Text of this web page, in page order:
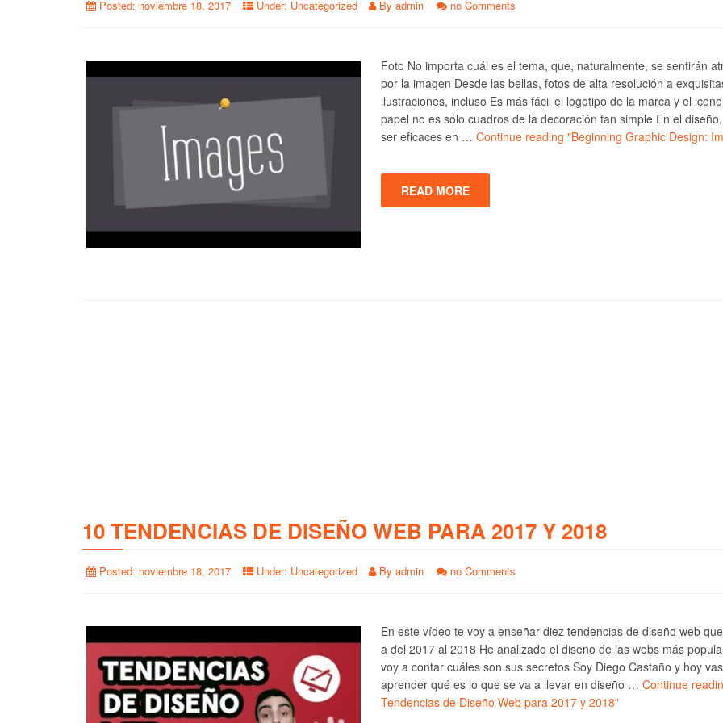
Posted: noviembre 18, 2017 Under: Uncategorized By admin no Comments
Foto No importa cuál es el tema, que, naturalmente, se sentirán
por la imagen Desde las bellas, fotos de alta resolución a
ilustraciones, incluso Es más fácil el logotipo de la marca y el
papel no es sólo cuadros de la decoración tan simple En el
ser eficaces en … Continue reading "Beginning Graphic Design:
READ MORE
10 TENDENCIAS DE DISEÑO WEB PARA 2017 Y 2018
Posted: noviembre 18, 2017 Under: Uncategorized By admin no Comments
En este vídeo te voy a enseñar diez tendencias de diseño web
a del 2017 al 2018 He analizado el diseño de las webs más
voy a contar cuáles son sus secretos Soy Diego Castaño y hoy
aprender qué es lo que se va a llevar en diseño … Continue
Tendencias de Diseño Web para 2017 y 2018"